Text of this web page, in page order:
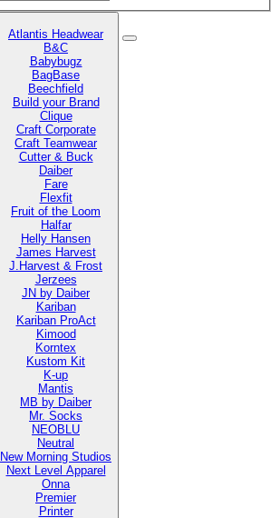
Atlantis Headwear
B&C
Babybugz
BagBase
Beechfield
Build your Brand
Clique
Craft Corporate
Craft Teamwear
Cutter & Buck
Daiber
Fare
Flexfit
Fruit of the Loom
Halfar
Helly Hansen
James Harvest
J.Harvest & Frost
Jerzees
JN by Daiber
Kariban
Kariban ProAct
Kimood
Korntex
Kustom Kit
K-up
Mantis
MB by Daiber
Mr. Socks
NEOBLU
Neutral
New Morning Studios
Next Level Apparel
Onna
Premier
Printer